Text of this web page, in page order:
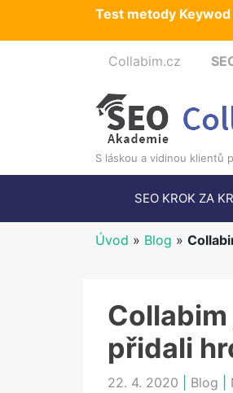
Test metody
Collabim.cz
S láskou a vidinou klientů
SEO KROK ZA
Úvod » Blog »
přidali
22. 4. 2020 Blog